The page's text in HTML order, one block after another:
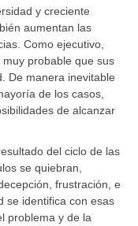
y creciente
aumentan las
Como ejecutivo,
probable que sus
De manera inevitable
de los casos,
de alcanzar
del ciclo de las
se quiebran,
frustración, e
se identifica con esas
problema y de la